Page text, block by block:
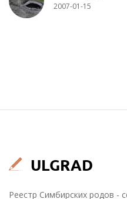
2007-01-15
Реестр Симбирских родов -